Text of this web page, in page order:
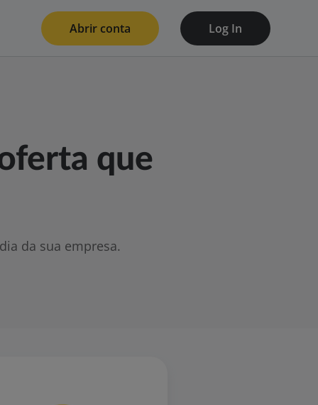
Abrir conta Log In
que
da sua empresa.